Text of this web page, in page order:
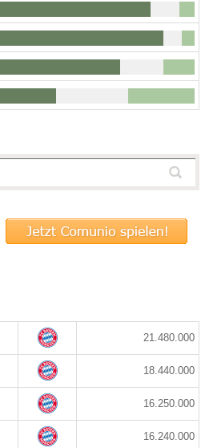
21.480.000
18.440.000
16.250.000
16.240.000